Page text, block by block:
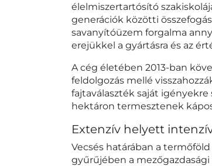
élelmiszertartósító
generációk közötti
savanyítóüzem forgalma
erejükkel a gyártásra és az
A cég életében 2013-ban
feldolgozás mellé
fajtaválaszték saját
hektáron termesztenek
Extenzív helyett
Vecsés határában a
gyűrűjében a